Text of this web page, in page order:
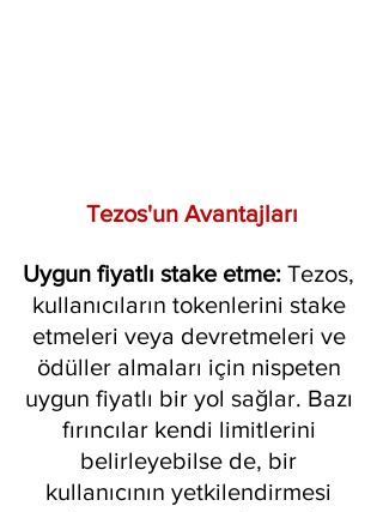
Tezos'un Avantajları
Uygun fiyatlı stake etme: Tezos,
kullanıcıların tokenlerini stake
etmeleri veya devretmeleri ve
ödüller almaları için nispeten
uygun fiyatlı bir yol sağlar. Bazı
fırıncılar kendi limitlerini
belirleyebilse de, bir
kullanıcının yetkilendirmesi